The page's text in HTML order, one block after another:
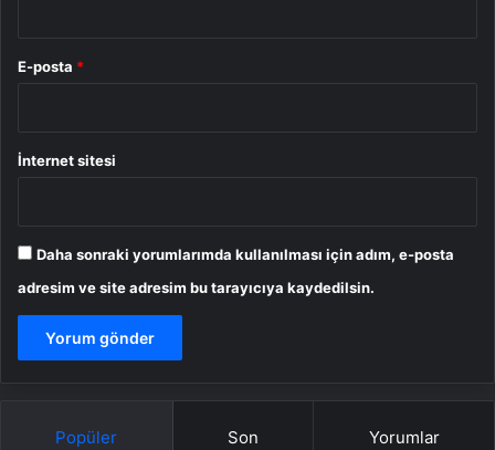
E-posta *
İnternet sitesi
Daha sonraki yorumlarımda kullanılması için adım, e-posta
adresim ve site adresim bu tarayıcıya kaydedilsin.
Popüler Son Yorumlar